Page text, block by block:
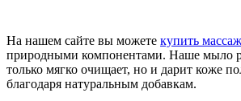
На нашем сайте вы можете купить
природными компонентами. Наше мыло
только мягко очищает, но и дарит коже
благодаря натуральным добавкам.